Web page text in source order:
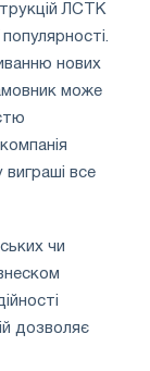
ЛСТК
нових
може
все
чи
дозволяє